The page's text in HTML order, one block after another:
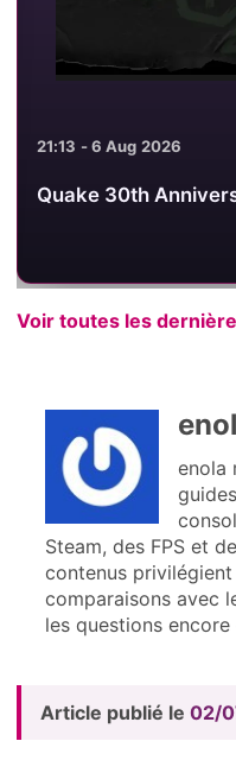
21:13 - 6 Aug 2026
Quake 30th
Voir toutes les
enola
Steam, des FPS et
contenus
comparaisons avec
les questions
Article publié le 02/